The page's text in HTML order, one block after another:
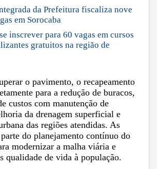
da Prefeitura fiscaliza nove
em Sorocaba
inscrever para 60 vagas em cursos
gratuitos na região de
o pavimento, o recapeamento
para a redução de buracos,
custos com manutenção de
da drenagem superficial e
das regiões atendidas. As
do planejamento contínuo do
modernizar a malha viária e
qualidade de vida à população.